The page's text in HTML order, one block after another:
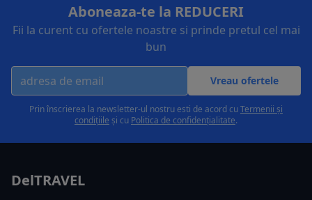
Aboneaza-te la REDUCERI
Fii la curent cu ofertele noastre si prinde pretul cel mai
bun
Vreau ofertele
Prin înscrierea la newsletter-ul nostru esti de acord cuTermenii și
condițiile și cu Politica de confidențialitate.
DelTRAVEL